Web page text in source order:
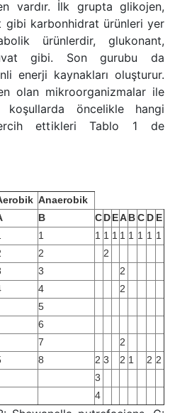
vardır. İlk grupta glikojen,
karbonhidrat ürünleri yer
ürünlerdir, glukonant,
gibi. Son gurubu da
enerji kaynakları oluşturur.
olan mikroorganizmalar ile
öncelikle hangi
ettikleri Tablo 1 de
Anaerobik
B CDEABC D E
1 1 1 1 1 1 1 1 1
2
2
3
2
4
2
5
6
7
2
8 2 3 2 1 2 2
3
4